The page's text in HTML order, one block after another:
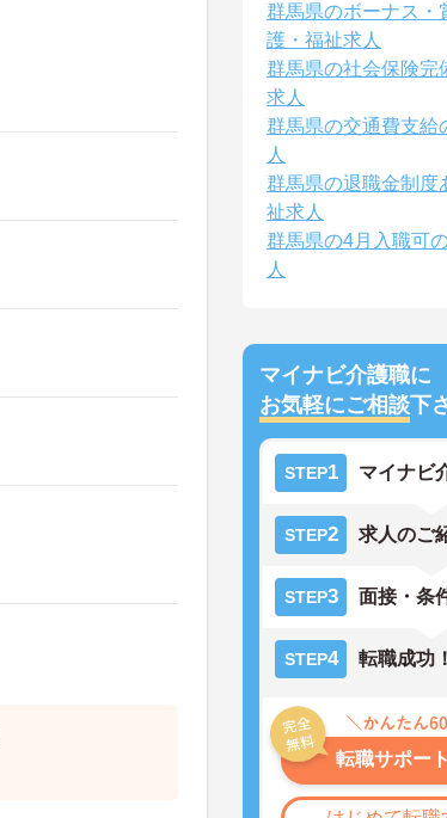
群馬県のボーナス・
護・福祉求人
群馬県の社会保険完
求人
群馬県の交通費支給
人
群馬県の退職金制度
祉求人
群馬県の4月入職可
人
マイナビ介護職に
お気軽にご相談下
STEP1 マイナビ
STEP2 求人のご
STEP3 面接・条
STEP4 転職成功！
転職サポー